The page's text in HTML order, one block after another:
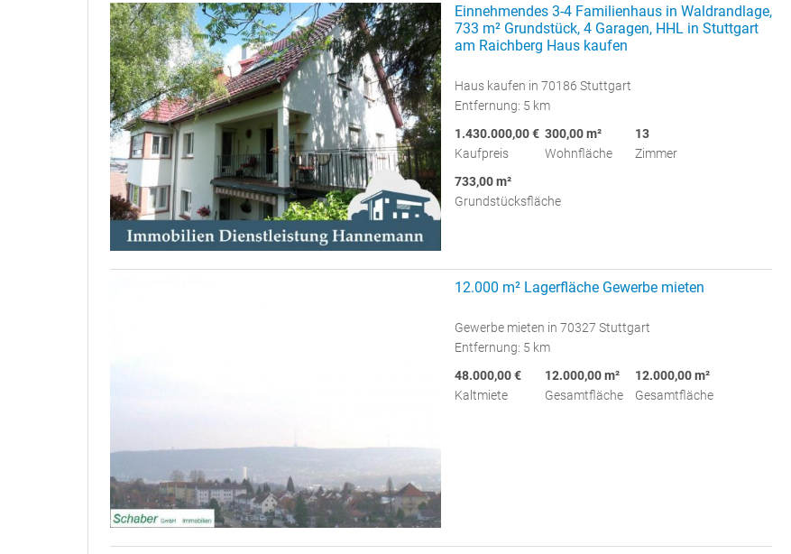
Einnehmendes 3-4 Familienhaus in Waldrandlage,
733 m² Grundstück, 4 Garagen, HHL in Stuttgart
am Raichberg Haus kaufen
Haus kaufen in 70186 Stuttgart
Entfernung: 5 km
1.430.000,00 €
Kaufpreis
300,00 m²
Wohnfläche
13
Zimmer
733,00 m²
Grundstücksfläche
12.000 m² Lagerfläche Gewerbe mieten
Gewerbe mieten in 70327 Stuttgart
Entfernung: 5 km
48.000,00 €
Kaltmiete
12.000,00 m²
Gesamtfläche
12.000,00 m²
Gesamtfläche